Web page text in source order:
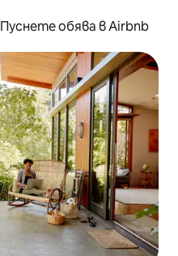
Пуснете обява в Airbnb